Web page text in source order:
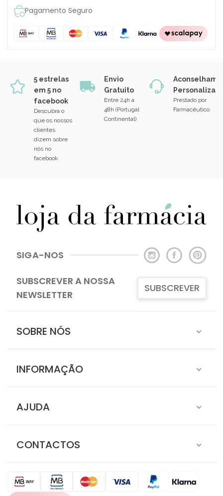
Pagamento Seguro
5 estrelas
em 5 no
facebook
Descubra o
que os nossos
clientes
dizem sobre
nós no
facebook
Envio
Gratuito
Entre 24h a
48h (Portugal
Continental)
Prestado por
Farmacêutico
SIGA-NOS
SUBSCREVER A NOSSA
NEWSLETTER
SUBSCREVER
SOBRE NÓS
INFORMAÇÃO
AJUDA
CONTACTOS